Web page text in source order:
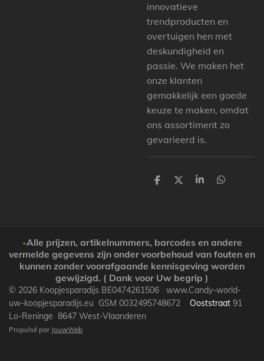
innovatieve
trendproducten en
overtuigen hen met
deskundigheid en
passie. We maken het
onze klanten
gemakkelijk een goede
keuze te maken, omdat
ons assortiment zo
gevarieerd is.
P
e
P
e
P
e
P
e
-Alle prijzen, artikelnummers, barcodes en andere
vermelde gegevens zijn onder voorbehoud van fouten en
kunnen zonder voorafgaande kennisgeving worden
gewijzigd. ( Dank voor Uw begrip )
© 2026 Koopjesparadijs BE0474261506 www.Candy-world-
uw-koopjesparadijs.eu GSM 0032495748672 Ooststraat 91
Lo-Reninge 8647 West-Vlaanderen
Propulsé par JouwWeb